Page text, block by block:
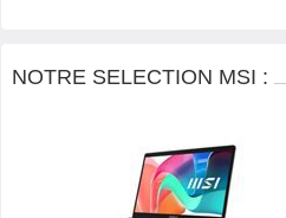
NOTRE SELECTION MSI :